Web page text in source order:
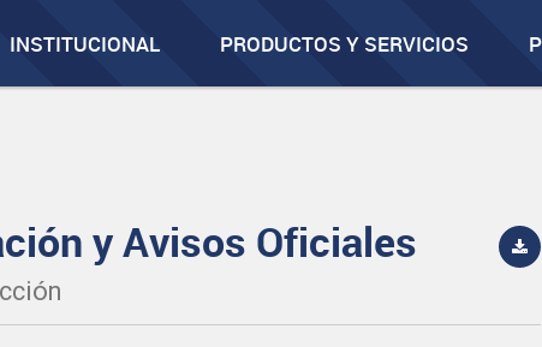
INSTITUCIONAL PRODUCTOS Y SERVICIOS
y Avisos Oficiales